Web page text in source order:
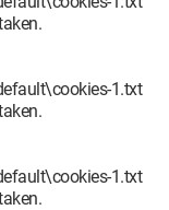
1.txt
1.txt